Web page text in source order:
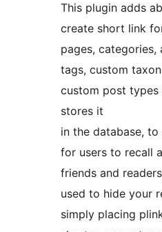
This plugin adds
create short link
pages, categories,
tags, custom
custom post
stores it
in the database,
for users to recall
friends and
used to hide your
simply placing